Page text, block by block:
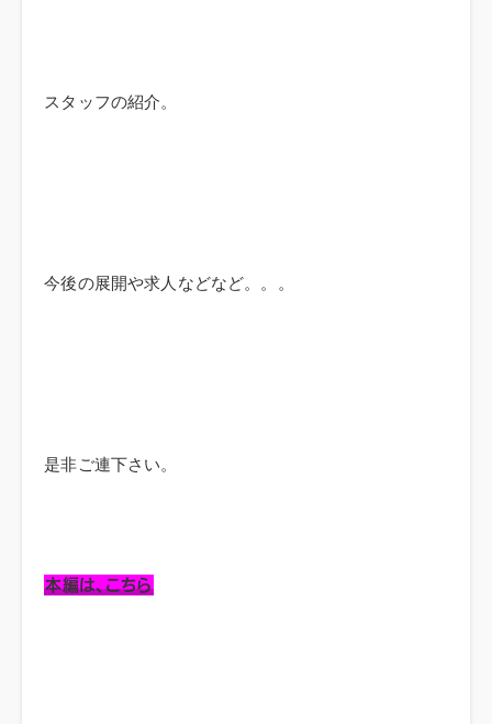
スタッフの紹介。
今後の展開や求人などなど。。。
是非ご連下さい。
本編は、こちら